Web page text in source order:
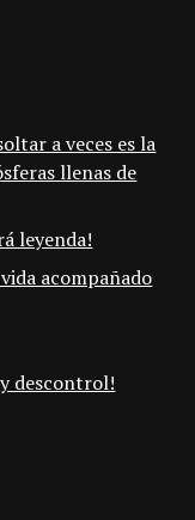
a veces es la
llenas de
leyenda!
acompañado
descontrol!